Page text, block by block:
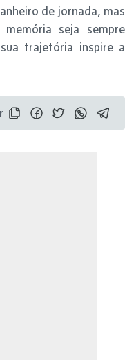
de jornada, mas
seja sempre
trajetória inspire a